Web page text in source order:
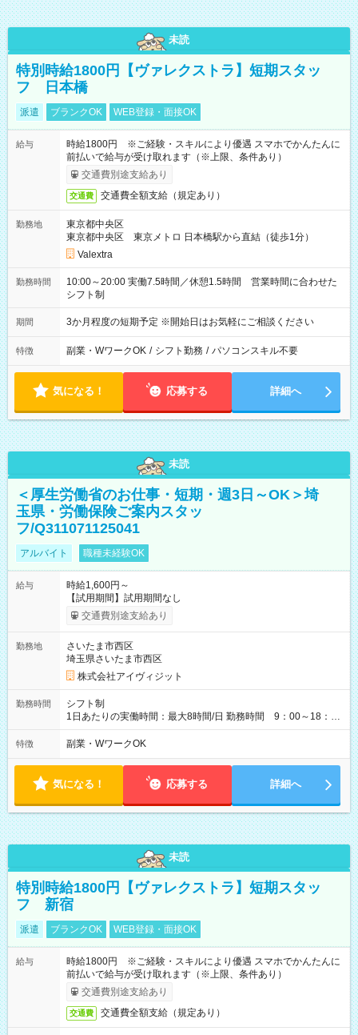
未読
特別時給1800円【ヴァレクストラ】短期スタッ
フ 日本橋
派遣 ブランクOK WEB登録・面接OK
給与
時給1800円 ※ご経験・スキルにより優遇 スマホでかんたんに
前払いで給与が受け取れます（※上限、条件あり）
交通費別途支給あり
交通費 交通費全額支給（規定あり）
勤務地
東京都中央区
東京都中央区 東京メトロ 日本橋駅から直結（徒歩1分）
Valextra
勤務時間
10:00～20:00 実働7.5時間／休憩1.5時間 営業時間に合わせた
シフト制
期間 3か月程度の短期予定 ※開始日はお気軽にご相談ください
特徴 副業・WワークOK / シフト勤務 / パソコンスキル不要
気になる！ 応募する 詳細へ
未読
＜厚生労働省のお仕事・短期・週3日～OK＞埼
玉県・労働保険ご案内スタッ
フ/Q311071125041
アルバイト 職種未経験OK
給与
時給1,600円～
【試用期間】試用期間なし
交通費別途支給あり
勤務地
さいたま市西区
埼玉県さいたま市西区
株式会社アイヴィジット
勤務時間
シフト制
1日あたりの実働時間：最大8時間/日 勤務時間 9：00～18：
00(実働8h、休憩1h) 土日祝含む週3日～OK、シフト制 ※もちろ
ん週5日勤務もOK♪ 勤務期間：2026年8月12日～9月9日※リスト
特徴 副業・WワークOK
気になる！ 応募する 詳細へ
未読
特別時給1800円【ヴァレクストラ】短期スタッ
フ 新宿
派遣 ブランクOK WEB登録・面接OK
給与
時給1800円 ※ご経験・スキルにより優遇 スマホでかんたんに
前払いで給与が受け取れます（※上限、条件あり）
交通費別途支給あり
交通費 交通費全額支給（規定あり）